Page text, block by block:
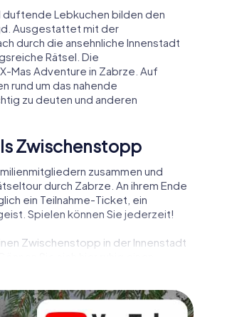
duftende Lebkuchen bilden den
Ausgestattet mit der
durch die ansehnliche Innenstadt
Rätsel. Die
Mas Adventure in Zabrze. Auf
rund um das nahende
zu deuten und anderen
Zwischenstopp
zusammen und
durch Zabrze. An ihrem Ende
ein Teilnahme-Ticket, ein
Spielen können Sie jederzeit!
Zwischenstopp in der Innenstadt
Sie sich hier ruhig einen